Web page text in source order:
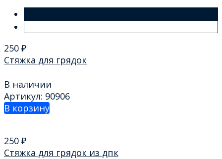
250 ₽
Стяжка для грядок
В наличии
Артикул: 90906
В корзину
250 ₽
Стяжка для грядок из дпк